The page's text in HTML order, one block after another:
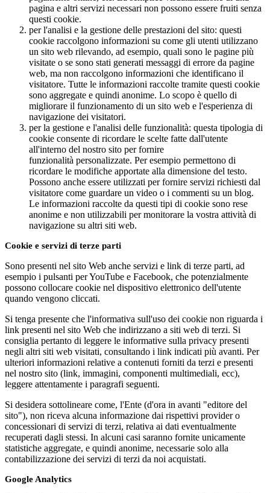
pagina e altri servizi necessari non possono essere fruiti senza
questi cookie.
per l'analisi e la gestione delle prestazioni del sito: questi
cookie raccolgono informazioni su come gli utenti utilizzano
un sito web rilevando, ad esempio, quali sono le pagine più
visitate o se sono stati generati messaggi di errore da pagine
web, ma non raccolgono informazioni che identificano il
visitatore. Tutte le informazioni raccolte tramite questi cookie
sono aggregate e quindi anonime. Lo scopo è quello di
migliorare il funzionamento di un sito web e l'esperienza di
navigazione dei visitatori.
per la gestione e l'analisi delle funzionalità: questa tipologia di
cookie consente di ricordare le scelte fatte dall'utente
all'interno del nostro sito per fornire
funzionalità personalizzate. Per esempio permettono di
ricordare le modifiche apportate alla dimensione del testo.
Possono anche essere utilizzati per fornire servizi richiesti dal
visitatore come guardare un video o i commenti su un blog.
Le informazioni raccolte da questi tipi di cookie sono rese
anonime e non utilizzabili per monitorare la vostra attività di
navigazione su altri siti web.
Cookie e servizi di terze parti
Sono presenti nel sito Web anche servizi e link di terze parti, ad
esempio i pulsanti per YouTube e Facebook, che potenzialmente
possono collocare cookie nel dispositivo elettronico dell'utente
quando vengono cliccati.
Si tenga presente che l'informativa sull'uso dei cookie non riguarda i
link presenti nel sito Web che indirizzano a siti web di terzi. Si
consiglia pertanto di leggere le informative sulla privacy presenti
negli altri siti web visitati, consultando i link indicati più avanti. Per
ulteriori informazioni relative a contenuti forniti da terzi e presenti
nel nostro sito (link, immagini, componenti multimediali, ecc),
leggere attentamente i paragrafi seguenti.
Si desidera sottolineare come, l'Ente (d'ora in avanti "editore del
sito"), non riceva alcuna informazione dai rispettivi provider o
concessionari di servizi di terzi, relativa ai dati eventualmente
recuperati dagli stessi. In alcuni casi saranno fornite unicamente
statistiche aggregate, e quindi anonime, necessarie solo alla
contabilizzazione dei servizi di terzi da noi acquistati.
Google Analytics